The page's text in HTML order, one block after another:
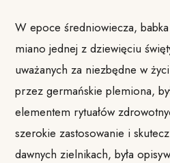
W epoce średniowiecza, babka
miano jednej z dziewięciu
uważanych za niezbędne w
przez germańskie plemiona,
elementem rytuałów
szerokie zastosowanie i
dawnych zielnikach, była